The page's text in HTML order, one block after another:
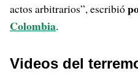
actos arbitrarios”, escribió
Colombia.
Videos del